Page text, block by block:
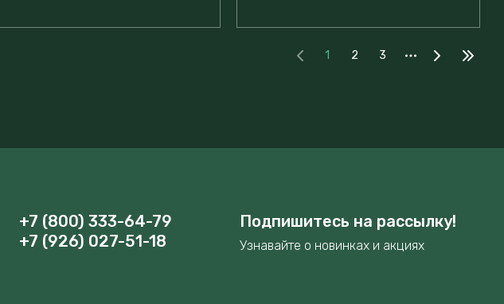
1 2 3
+7 (800) 333-64-79
+7 (926) 027-51-18
Подпишитесь на рассылку!
Узнавайте о новинках и акциях